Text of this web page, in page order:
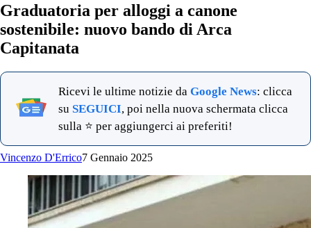
Graduatoria per alloggi a canone
sostenibile: nuovo bando di Arca
Capitanata
Ricevi le ultime notizie da Google News: clicca
su SEGUICI, poi nella nuova schermata clicca
sulla ⭐ per aggiungerci ai preferiti!
Vincenzo D'Errico7 Gennaio 2025